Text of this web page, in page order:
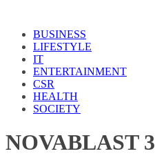
BUSINESS
LIFESTYLE
IT
ENTERTAINMENT
CSR
HEALTH
SOCIETY
NOVABLAST 3